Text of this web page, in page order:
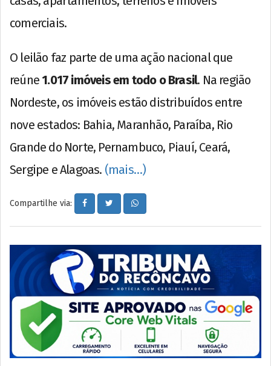
comerciais.
O leilão faz parte de uma ação nacional que
reúne 1.017 imóveis em todo o Brasil. Na região
Nordeste, os imóveis estão distribuídos entre
nove estados: Bahia, Maranhão, Paraíba, Rio
Grande do Norte, Pernambuco, Piauí, Ceará,
Sergipe e Alagoas. (mais…)
Compartilhe via: